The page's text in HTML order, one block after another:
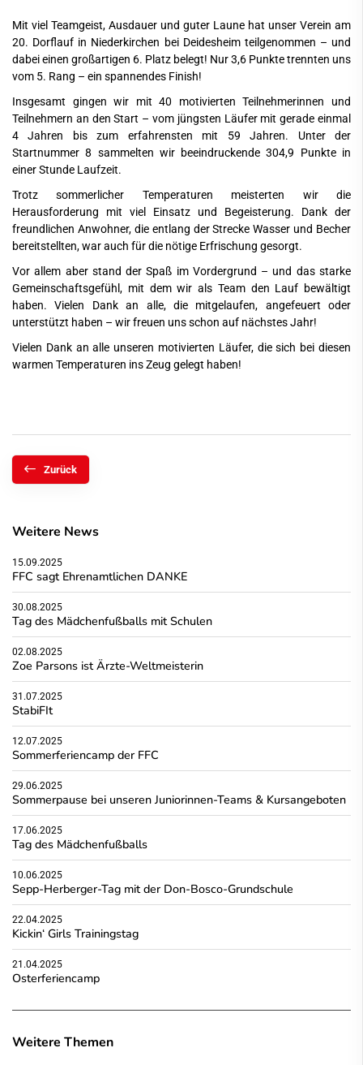
Mit viel Teamgeist, Ausdauer und guter Laune hat unser Verein am
20. Dorflauf in Niederkirchen bei Deidesheim teilgenommen – und
dabei einen großartigen 6. Platz belegt! Nur 3,6 Punkte trennten uns
vom 5. Rang – ein spannendes Finish!
Insgesamt gingen wir mit 40 motivierten Teilnehmerinnen und
Teilnehmern an den Start – vom jüngsten Läufer mit gerade einmal
4 Jahren bis zum erfahrensten mit 59 Jahren. Unter der
Startnummer 8 sammelten wir beeindruckende304,9 Punktein
einer Stunde Laufzeit.
Trotz sommerlicher Temperaturen meisterten wir die
Herausforderung mit viel Einsatz und Begeisterung. Dank der
freundlichen Anwohner, die entlang der Strecke Wasser und Becher
bereitstellten, war auch für die nötige Erfrischung gesorgt.
Vor allem aber stand der Spaß im Vordergrund – und das starke
Gemeinschaftsgefühl, mit dem wir als Team den Lauf bewältigt
haben. Vielen Dank an alle, die mitgelaufen, angefeuert oder
unterstützt haben – wir freuen uns schon auf nächstes Jahr!
Vielen Dank an alle unseren motivierten Läufer, die sich bei diesen
warmen Temperaturen ins Zeug gelegt haben!
Zurück
Weitere News
15.09.2025
FFC sagt Ehrenamtlichen DANKE
30.08.2025
Tag des Mädchenfußballs mit Schulen
02.08.2025
Zoe Parsons ist Ärzte-Weltmeisterin
31.07.2025
StabiFIt
12.07.2025
Sommerferiencamp der FFC
29.06.2025
Sommerpause bei unseren Juniorinnen-Teams & Kursangeboten
17.06.2025
Tag des Mädchenfußballs
10.06.2025
Sepp-Herberger-Tag mit der Don-Bosco-Grundschule
22.04.2025
Kickin‘ Girls Trainingstag
21.04.2025
Osterferiencamp
Weitere Themen